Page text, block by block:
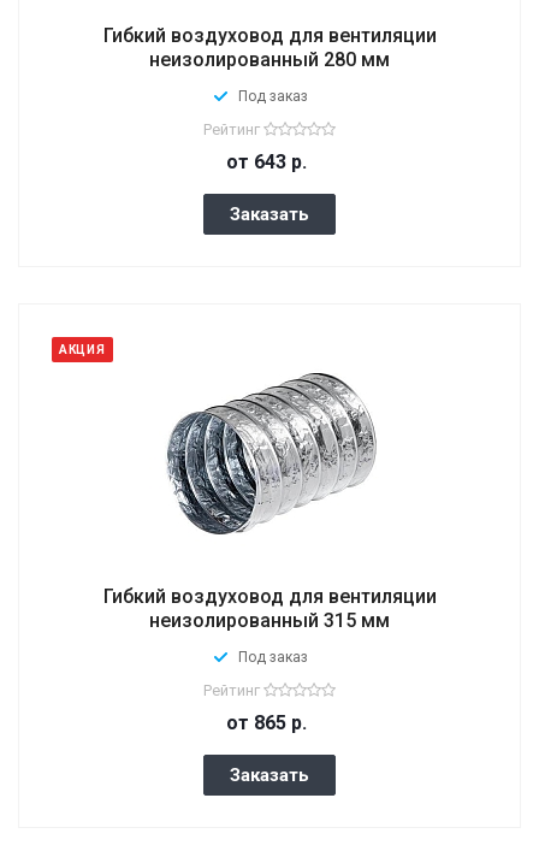
Гибкий воздуховод для вентиляции
неизолированный 280 мм
Под заказ
Рейтинг
от 643 р.
Заказать
АКЦИЯ
Гибкий воздуховод для вентиляции
неизолированный 315 мм
Под заказ
Рейтинг
от 865 р.
Заказать